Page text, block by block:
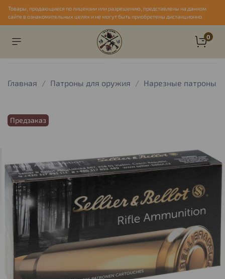
Товары, продающиеся по лицензии или разрешению, представлены на данном
сайте в ознакомительных целях и не могут быть приобретены дистанционно
0
Главная Патроны для оружия Нарезные патроны
Предзаказ